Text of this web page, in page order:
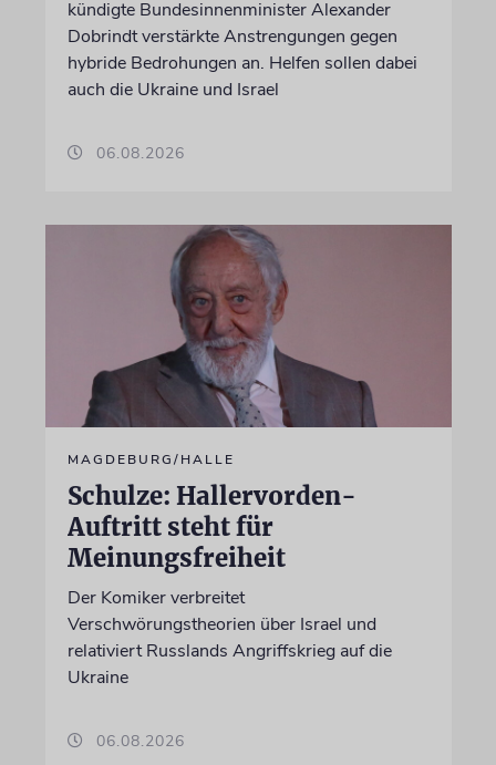
kündigte Bundesinnenminister Alexander
Dobrindt verstärkte Anstrengungen gegen
hybride Bedrohungen an. Helfen sollen dabei
auch die Ukraine und Israel
06.08.2026
MAGDEBURG/HALLE
Schulze: Hallervorden-
Auftritt steht für
Meinungsfreiheit
Der Komiker verbreitet
Verschwörungstheorien über Israel und
relativiert Russlands Angriffskrieg auf die
Ukraine
06.08.2026